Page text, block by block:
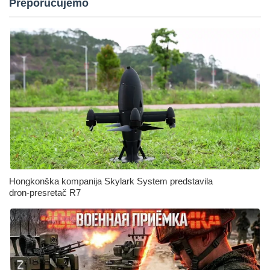
Preporučujemo
Hongkonška kompanija Skylark System predstavila
dron‑presretač R7